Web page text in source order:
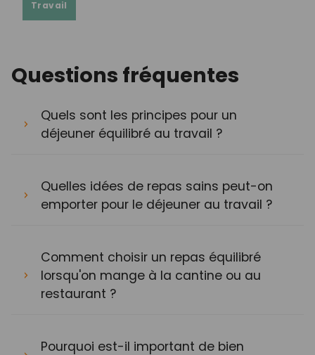
Travail
Questions fréquentes
Quels sont les principes pour un
déjeuner équilibré au travail ?
Quelles idées de repas sains peut-on
emporter pour le déjeuner au travail ?
Comment choisir un repas équilibré
lorsqu'on mange à la cantine ou au
restaurant ?
Pourquoi est-il important de bien